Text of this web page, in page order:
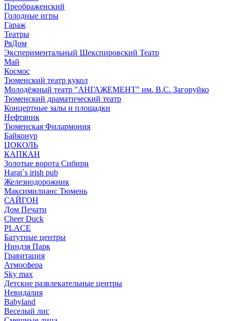
Преображенский
Голодные игры
Гараж
Театры
РяДом
Экспериментальный Шекспировский Театр
Май
Космос
Тюменский театр кукол
Молодёжный театр "АНГАЖЕМЕНТ" им. В.С. Загоруйко
Тюменский драматический театр
Концертные залы и площадки
Нефтяник
Тюменская Филармония
Байконур
ЦОКОЛЬ
КАПКАН
Золотые ворота Сибири
Harat`s irish pub
Железнодорожник
Максимилианс Тюмень
САЙГОН
Дом Печати
Cheer Duck
PLACE
Батутные центры
Ниндзя Парк
Гравитация
Атмосфера
Sky max
Детские развлекательные центры
Невидалия
Babyland
Веселый лис